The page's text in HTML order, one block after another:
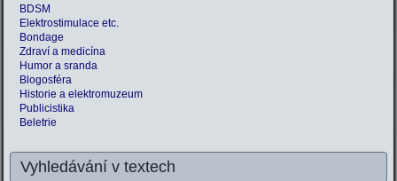
BDSM
Elektrostimulace etc.
Bondage
Zdraví a medicína
Humor a sranda
Blogosféra
Historie a elektromuzeum
Publicistika
Beletrie
Vyhledávání v textech